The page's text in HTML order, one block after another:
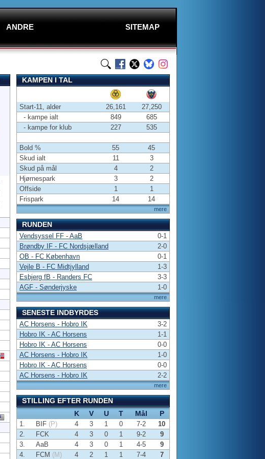
ANDRE SITEMAP
KAMPEN I TAL
mere
Start-11, alder 26,161
27,250
- kampe ialt
849
685
- kampe for klub
227 535
Bold % 55
45
Skud ialt
11
3
Skud på mål
4
2
Hjørnespark
3
2
Offside
1
1
Frispark
14 14
RUNDEN
mere
Vendsyssel FF - AaB
0-1
Brøndby IF - FC Nordsjælland
2-0
OB - FC København
0-1
Vejle B - FC Midtjylland
1-3
Esbjerg fB - Randers FC
3-3
AGF - Sønderjyske
1-0
SENESTE INDBYRDES
mere
AC Horsens - Hobro IK
3-2
Hobro IK - AC Horsens
1-1
Hobro IK - AC Horsens
0-0
AC Horsens - Hobro IK
1-0
Hobro IK - AC Horsens
0-0
AC Horsens - Hobro IK
2-2
STILLING EFTER RUNDEN
K
V U T Mål P
1. BIF (P) 4 3 1 0 7-2
10
2.
FCK 4 3 0 1 9-2
9
3.
AaB 4 3 0 1 4-5
9
4.
FCM (M) 4 2 1 1 7-4 7